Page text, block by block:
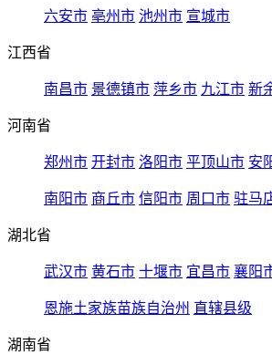
六安市 亳州市 池州市 宣城市
江西省
南昌市 景德镇市 萍乡市 九江市 新
河南省
郑州市 开封市 洛阳市 平顶山市 安
南阳市 商丘市 信阳市 周口市 驻马
湖北省
武汉市 黄石市 十堰市 宜昌市 襄阳
恩施土家族苗族自治州 直辖县级
湖南省